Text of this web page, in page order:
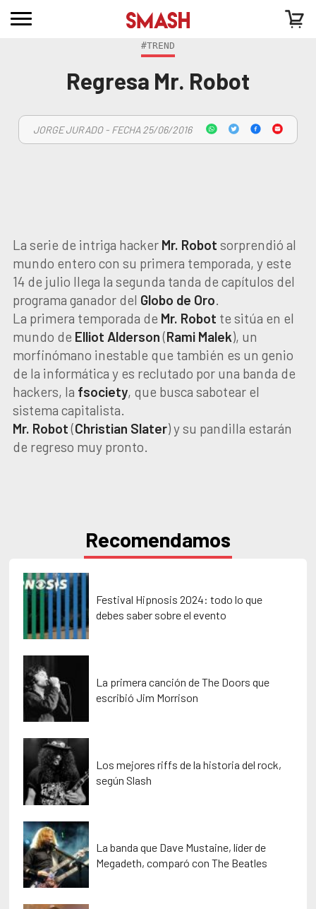
#TREND
Regresa Mr. Robot
JORGE JURADO - FECHA 25/06/2016
La serie de intriga hacker Mr. Robot sorprendió al
mundo entero con su primera temporada, y este
14 de julio llega la segunda tanda de capítulos del
programa ganador del Globo de Oro.
La primera temporada de Mr. Robot te sitúa en el
mundo de Elliot Alderson(Rami Malek), un
morfinómano inestable que también es un genio
de la informática y es reclutado por una banda de
hackers, la fsociety, que busca sabotear el
sistema capitalista.
Mr. Robot(Christian Slater) y su pandilla estarán
de regreso muy pronto.
Recomendamos
Festival Hipnosis 2024: todo lo que
debes saber sobre el evento
La primera canción de The Doors que
escribió Jim Morrison
Los mejores riffs de la historia del rock,
según Slash
La banda que Dave Mustaine, líder de
Megadeth, comparó con The Beatles